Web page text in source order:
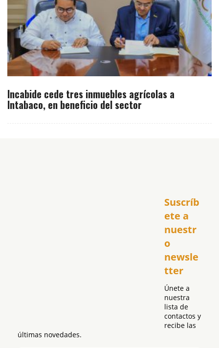
Incabide cede tres inmuebles agrícolas a
Intabaco, en beneficio del sector
Suscríb
ete a
nuestr
o
newsle
tter
Únete a
nuestra
lista de
contactos y
recibe las
últimas novedades.